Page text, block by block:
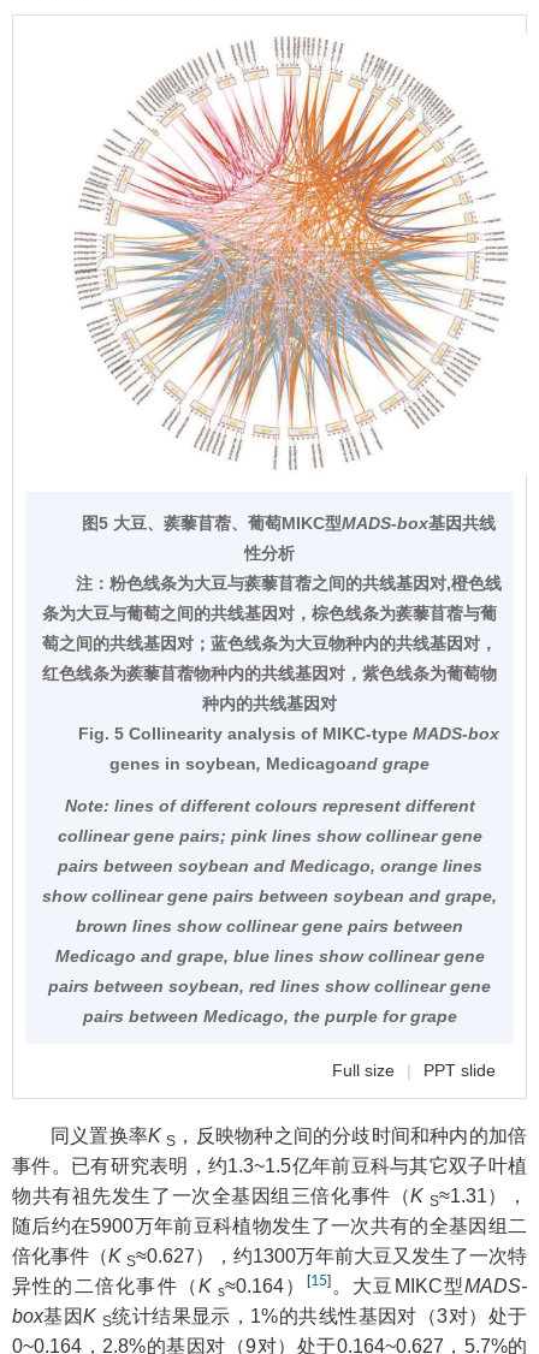
图5 大豆、蒺藜苜蓿、葡萄MIKC型MADS-box基因共线
性分析
注： 粉色线条为大豆与蒺藜苜蓿之间的共线基因对,橙色线
条为大豆与葡萄之间的共线基因对，棕色线条为蒺藜苜蓿与葡
萄之间的共线基因对；蓝色线条为大豆物种内的共线基因对，
红色线条为蒺藜苜蓿物种内的共线基因对，紫色线条为葡萄物
种内的共线基因对
Fig. 5 Collinearity analysis of MIKC-type MADS-box
genes in soybean, Medicagoand grape
Note: lines of different colours represent different
collinear gene pairs; pink lines show collinear gene
pairs between soybean and Medicago, orange lines
show collinear gene pairs between soybean and grape,
brown lines show collinear gene pairs between
Medicago and grape, blue lines show collinear gene
pairs between soybean, red lines show collinear gene
pairs between Medicago, the purple for grape
Full size | PPT slide
同义置换率K S ，反映物种之间的分歧时间和种内的加倍
事件。已有研究表明，约1.3~1.5亿年前豆科与其它双子叶植
物共有祖先发生了一次全基因组三倍化事件（K S≈1.31），
随后约在5900万年前豆科植物发生了一次共有的全基因组二
倍化事件（K S≈0.627），约1300万年前大豆又发生了一次特
异性的二倍化事件（K s≈0.164） [15]。大豆MIKC型MADS-
box基因K S统计结果显示，1%的共线性基因对（3对）处于
0~0.164，2.8%的基因对（9对）处于0.164~0.627，5.7%的